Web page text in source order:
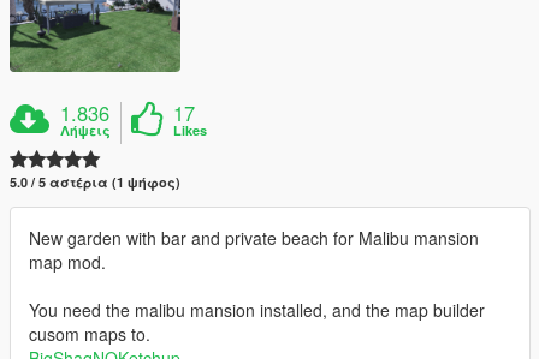
1.836
Λήψεις
17
Likes
5.0 / 5 αστέρια (1 ψήφος)
New garden with bar and private beach for Malibu mansion
map mod.
You need the malibu mansion installed, and the map builder
cusom maps to.